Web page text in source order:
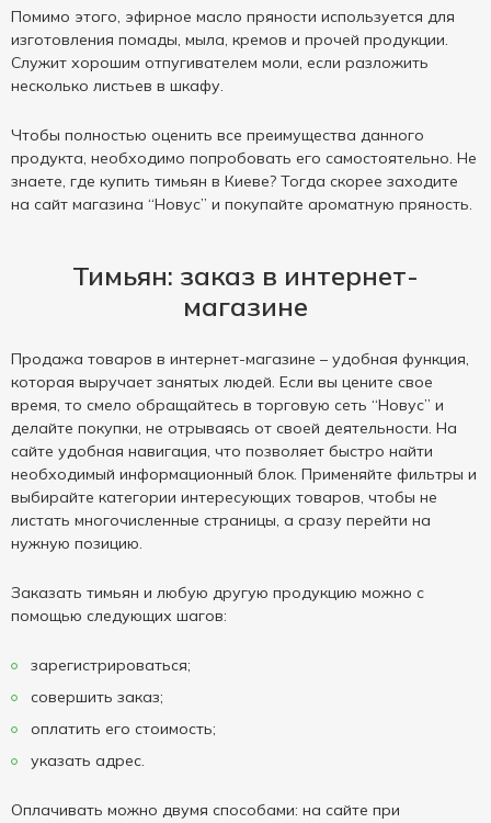
Помимо этого, эфирное масло пряности используется для
изготовления помады, мыла, кремов и прочей продукции.
Служит хорошим отпугивателем моли, если разложить
несколько листьев в шкафу.
Чтобы полностью оценить все преимущества данного
продукта, необходимо попробовать его самостоятельно. Не
знаете, где купить тимьян в Киеве? Тогда скорее заходите
на сайт магазина “Новус” и покупайте ароматную пряность.
Тимьян: заказ в интернет-
магазине
Продажа товаров в интернет-магазине – удобная функция,
которая выручает занятых людей. Если вы цените свое
время, то смело обращайтесь в торговую сеть “Новус” и
делайте покупки, не отрываясь от своей деятельности. На
сайте удобная навигация, что позволяет быстро найти
необходимый информационный блок. Применяйте фильтры и
выбирайте категории интересующих товаров, чтобы не
листать многочисленные страницы, а сразу перейти на
нужную позицию.
Заказать тимьян и любую другую продукцию можно с
помощью следующих шагов:
зарегистрироваться;
совершить заказ;
оплатить его стоимость;
указать адрес.
Оплачивать можно двумя способами: на сайте при